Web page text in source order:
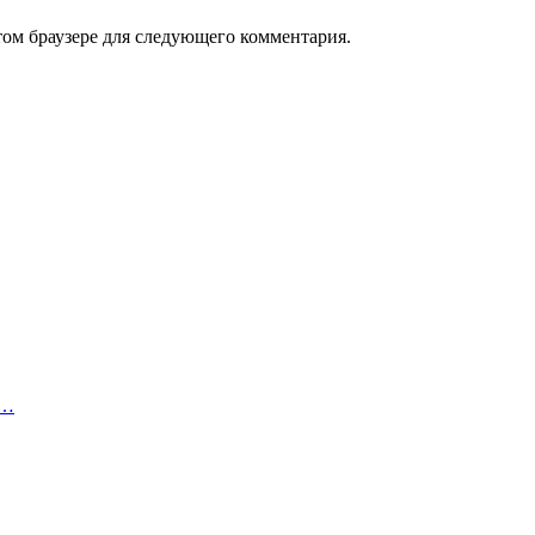
браузере для следующего комментария.